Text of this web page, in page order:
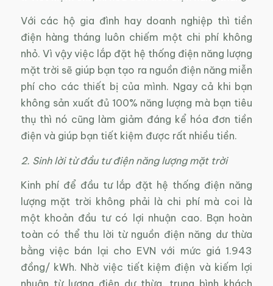
Với các hộ gia đình hay doanh nghiệp thì tiền
điện hàng tháng luôn chiếm một chi phí không
nhỏ. Vì vậy việc lắp đặt hệ thống điện năng lượng
mặt trời sẽ giúp bạn tạo ra nguồn điện năng miễn
phí cho các thiết bị của mình. Ngay cả khi bạn
không sản xuất đủ 100% năng lượng mà bạn tiêu
thụ thì nó cũng làm giảm đáng kể hóa đơn tiền
điện và giúp bạn tiết kiệm được rất nhiều tiền.
2. Sinh lời từ đầu tư điện năng lượng mặt trời
Kinh phí để đầu tư lắp đặt hệ thống điện năng
lượng mặt trời không phải là chi phí mà coi là
một khoản đầu tư có lợi nhuận cao. Bạn hoàn
toàn có thể thu lời từ nguồn điện năng dư thừa
bằng việc bán lại cho EVN với mức giá 1.943
đồng/ kWh. Nhờ việc tiết kiệm điện và kiếm lợi